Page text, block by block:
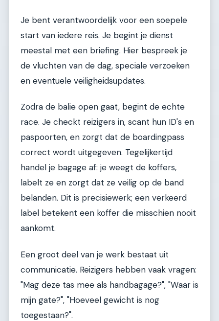
Je bent verantwoordelijk voor een soepele
start van iedere reis. Je begint je dienst
meestal met een briefing. Hier bespreek je
de vluchten van de dag, speciale verzoeken
en eventuele veiligheidsupdates.
Zodra de balie open gaat, begint de echte
race. Je checkt reizigers in, scant hun ID's en
paspoorten, en zorgt dat de boardingpass
correct wordt uitgegeven. Tegelijkertijd
handel je bagage af: je weegt de koffers,
labelt ze en zorgt dat ze veilig op de band
belanden. Dit is precisiewerk; een verkeerd
label betekent een koffer die misschien nooit
aankomt.
Een groot deel van je werk bestaat uit
communicatie. Reizigers hebben vaak vragen:
"Mag deze tas mee als handbagage?", "Waar is
mijn gate?", "Hoeveel gewicht is nog
toegestaan?".